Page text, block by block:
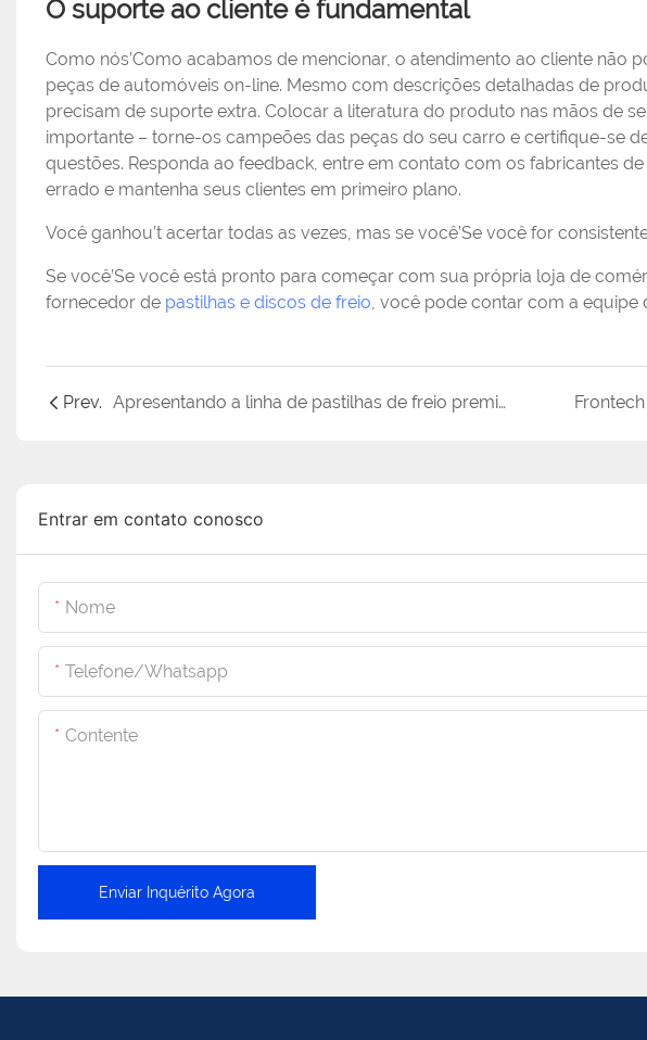
O suporte ao cliente é fundamental
Como nós’Como acabamos de mencionar, o atendimento ao cliente não
peças de automóveis on-line. Mesmo com descrições detalhadas de
precisam de suporte extra. Colocar a literatura do produto nas mãos de
importante – torne-os campeões das peças do seu carro e certifique-se
questões. Responda ao feedback, entre em contato com os fabricantes
errado e mantenha seus clientes em primeiro plano.
Você ganhou’t acertar todas as vezes, mas se você’Se você for
Se você’Se você está pronto para começar com sua própria loja de
fornecedor de pastilhas e discos de freio, você pode contar com a equipe
Prev. Apresentando a linha de pastilhas de freio premium e acessórios da Frontech
Entrar em contato conosco
Nome
Telefone/whatsapp
Contente
Enviar Inquérito Agora